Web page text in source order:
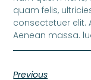
quam felis,
consectetuer
Aenean massa.
Previous